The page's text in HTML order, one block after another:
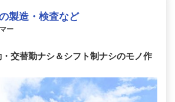
製造・検査など
ー
交替勤ナシ＆シフト制ナシのモノ作